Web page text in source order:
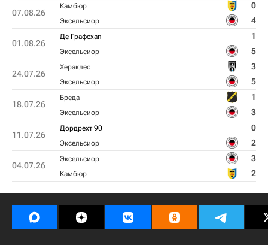
07.08.26
Камбюр 0
Эксельсиор 4
01.08.26
Де Графсхап 1
Эксельсиор 5
24.07.26
Хераклес 3
Эксельсиор 5
18.07.26
Бреда 1
Эксельсиор 3
11.07.26
Дордрехт 90 0
Эксельсиор 2
04.07.26
Эксельсиор 3
Камбюр 2